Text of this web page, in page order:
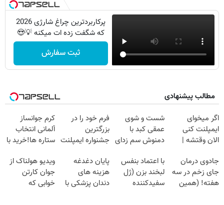
پرکاربردترین چراغ شارژی 2026
که شگفت زده ات میکنه 💡😍
ثبت سفارش
مطالب پیشنهادی
اگر میخوای
ایمپلنت کنی
الان وقتشه |
میلیون تومان!!!
شست و شوی
عمقی کبد با
دمنوش سم زدای
فرم خود را در
بزرگترین
جشنواره ایمپلنت
فقط ۲۵ میلیون
کرم جوانساز
آلمانی انتخاب
ستاره ها!خرید با
جادوی درمان
جای زخم در سه
هفته! (همین
با اعتماد بنفس
لبخند بزن (ژل
سفیدکننده
پایان دغدغه
هزینه های
دندان پزشکی با
ویدیو هولناک از
جوان کارتن
خوابی که